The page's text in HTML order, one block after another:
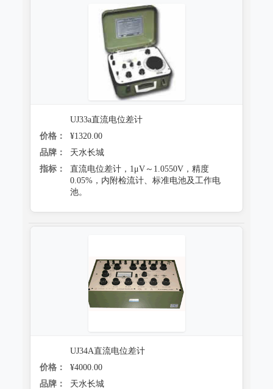
UJ33a直流电位差计
价格：
¥1320.00
品牌：
天水长城
指标：
直流电位差计，1μV～1.0550V，精度
0.05%，内附检流计、标准电池及工作电
池。
UJ34A直流电位差计
价格：
¥4000.00
品牌：
天水长城